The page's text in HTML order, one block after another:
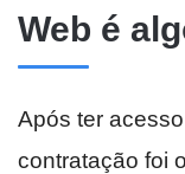
Web é
Após ter
contratação foi